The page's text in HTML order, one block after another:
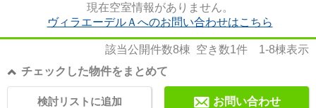
現在空室情報がありません。
ヴィラエーデルＡへのお問い合わせはこちら
該当公開件数8棟 空き数1件 1-8棟表示
チェックした物件をまとめて
お問い合わせ
検討リストに追加